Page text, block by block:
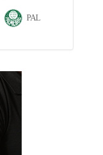
PAL